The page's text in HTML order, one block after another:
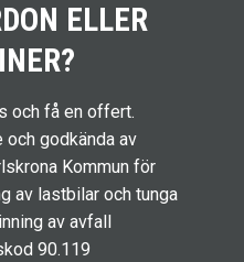
ELLER
och få en offert.
och godkända av
Kommun för
av lastbilar och tunga
av avfall
90.119